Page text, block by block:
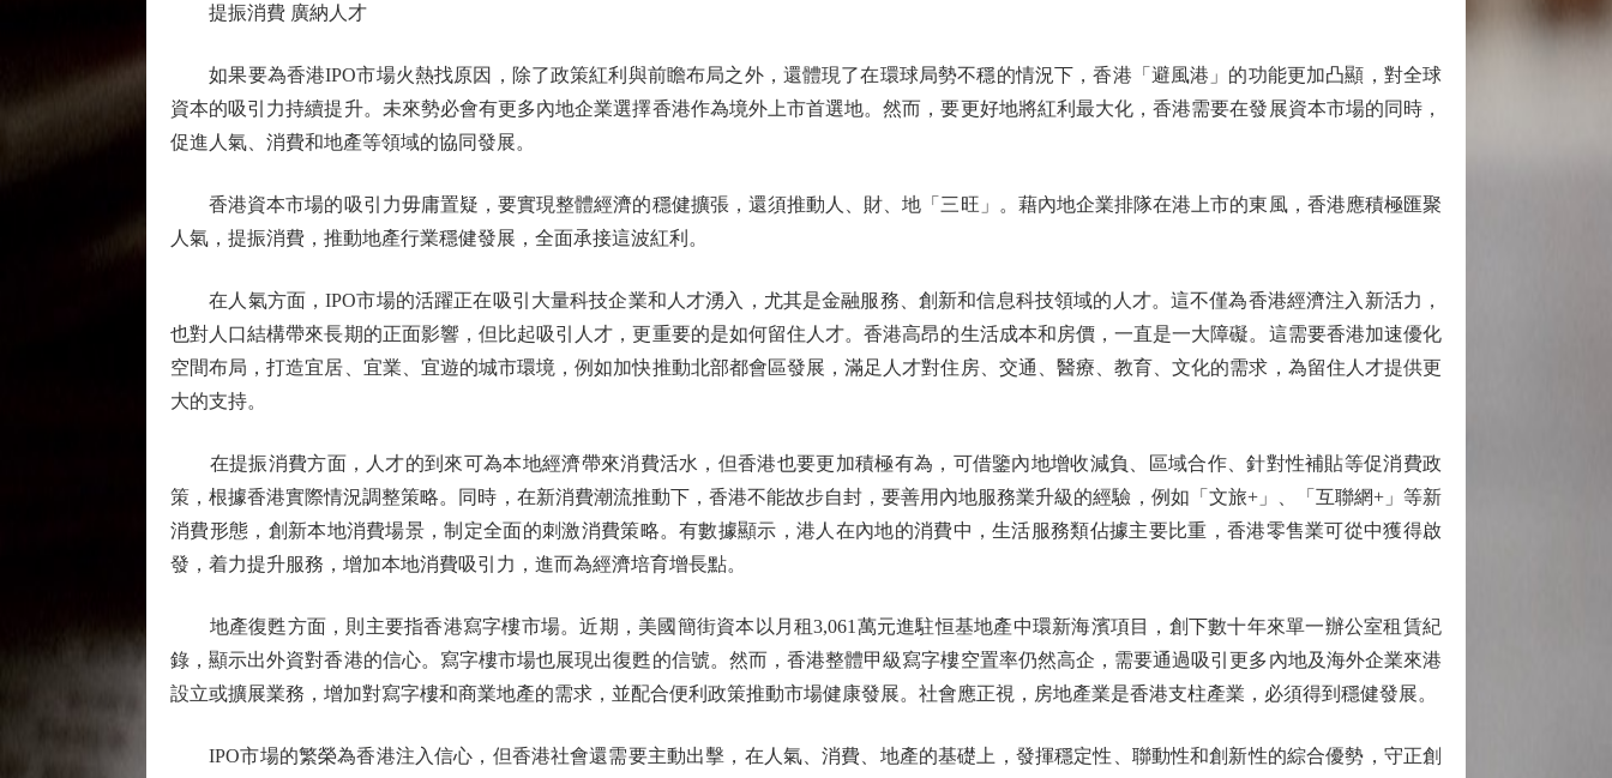
提振消費 廣納人才
如果要為香港IPO市場火熱找原因，除了政策紅利與前瞻布局之外，還體現了在環球局勢不穩的情況下，香港「避風港」的功能更加凸顯，對全球
資本的吸引力持續提升。未來勢必會有更多內地企業選擇香港作為境外上市首選地。然而，要更好地將紅利最大化，香港需要在發展資本市場的同時，
促進人氣、消費和地產等領域的協同發展。
香港資本市場的吸引力毋庸置疑，要實現整體經濟的穩健擴張，還須推動人、財、地「三旺」。藉內地企業排隊在港上市的東風，香港應積極匯聚
人氣，提振消費，推動地產行業穩健發展，全面承接這波紅利。
在人氣方面，IPO市場的活躍正在吸引大量科技企業和人才湧入，尤其是金融服務、創新和信息科技領域的人才。這不僅為香港經濟注入新活力，
也對人口結構帶來長期的正面影響，但比起吸引人才，更重要的是如何留住人才。香港高昂的生活成本和房價，一直是一大障礙。這需要香港加速優化
空間布局，打造宜居、宜業、宜遊的城市環境，例如加快推動北部都會區發展，滿足人才對住房、交通、醫療、教育、文化的需求，為留住人才提供更
大的支持。
在提振消費方面，人才的到來可為本地經濟帶來消費活水，但香港也要更加積極有為，可借鑒內地增收減負、區域合作、針對性補貼等促消費政
策，根據香港實際情況調整策略。同時，在新消費潮流推動下，香港不能故步自封，要善用內地服務業升級的經驗，例如「文旅+」、「互聯網+」等新
消費形態，創新本地消費場景，制定全面的刺激消費策略。有數據顯示，港人在內地的消費中，生活服務類佔據主要比重，香港零售業可從中獲得啟
發，着力提升服務，增加本地消費吸引力，進而為經濟培育增長點。
地產復甦方面，則主要指香港寫字樓市場。近期，美國簡街資本以月租3,061萬元進駐恒基地產中環新海濱項目，創下數十年來單一辦公室租賃紀
錄，顯示出外資對香港的信心。寫字樓市場也展現出復甦的信號。然而，香港整體甲級寫字樓空置率仍然高企，需要通過吸引更多內地及海外企業來港
設立或擴展業務，增加對寫字樓和商業地產的需求，並配合便利政策推動市場健康發展。社會應正視，房地產業是香港支柱產業，必須得到穩健發展。
IPO市場的繁榮為香港注入信心，但香港社會還需要主動出擊，在人氣、消費、地產的基礎上，發揮穩定性、聯動性和創新性的綜合優勢，守正創